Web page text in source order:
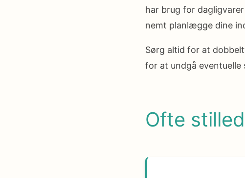
har brug for
nemt planlægge dine
Sørg altid for at
for at undgå eventuelle
Ofte